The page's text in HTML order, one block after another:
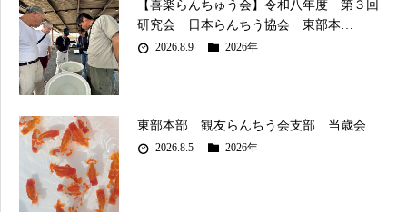
【喜楽らんちゅう会】令和八年度 第３回
研究会 日本らんちう協会 東部本…
2026.8.9 2026年
東部本部 観友らんちう会支部 当歳会
2026.8.5 2026年